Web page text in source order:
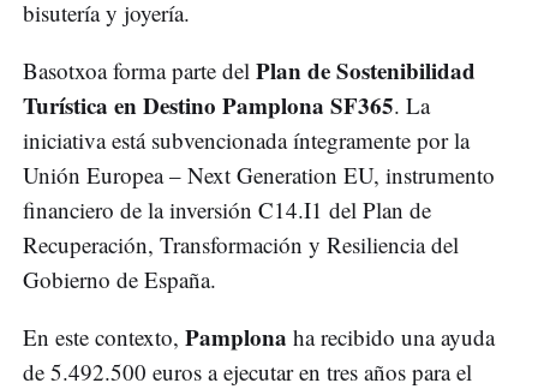
bisutería y joyería.
Basotxoa forma parte del Plan de Sostenibilidad
Turística en Destino Pamplona SF365. La
iniciativa está subvencionada íntegramente por la
Unión Europea – Next Generation EU, instrumento
financiero de la inversión C14.I1 del Plan de
Recuperación, Transformación y Resiliencia del
Gobierno de España.
En este contexto, Pamplona ha recibido una ayuda
de 5.492.500 euros a ejecutar en tres años para el